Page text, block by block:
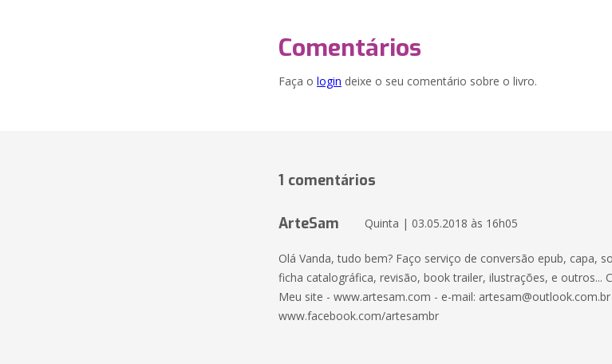
Comentários
Faça o login deixe o seu comentário sobre o livro.
1 comentários
ArteSam Quinta | 03.05.2018 às 16h05
Olá Vanda, tudo bem? Faço serviço de conversão epub, capa,
ficha catalográfica, revisão, book trailer, ilustrações, e outros...
Meu site - www.artesam.com - e-mail:
www.facebook.com/artesambr